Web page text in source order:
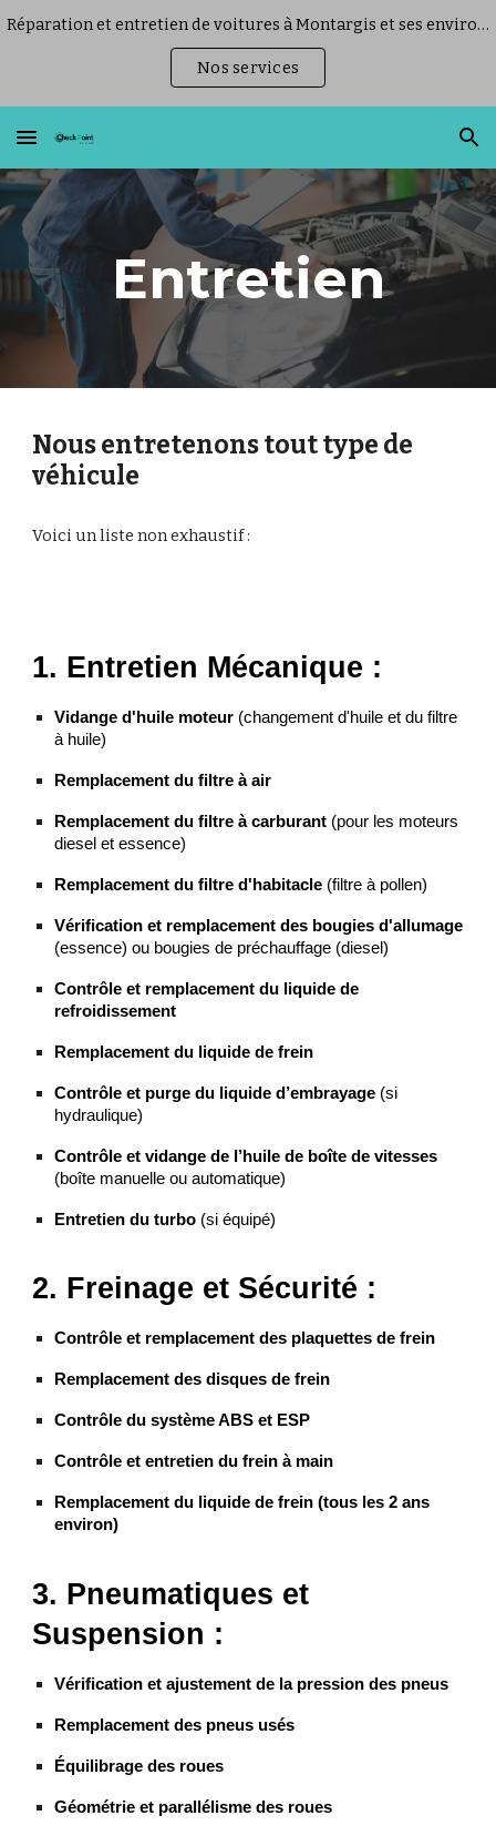
Réparation et entretien de voitures à Montargis et ses environs
Nos services
Entretien
Nous entretenons tout type de
véhicule
Voici un liste non exhaustif :
1. Entretien Mécanique :
Vidange d'huile moteur (changement d'huile et du filtre
à huile)
Remplacement du filtre à air
Remplacement du filtre à carburant (pour les moteurs
diesel et essence)
Remplacement du filtre d'habitacle (filtre à pollen)
Vérification et remplacement des bougies d'allumage
(essence) ou bougies de préchauffage (diesel)
Contrôle et remplacement du liquide de
refroidissement
Remplacement du liquide de frein
Contrôle et purge du liquide d’embrayage (si
hydraulique)
Contrôle et vidange de l’huile de boîte de vitesses
(boîte manuelle ou automatique)
Entretien du turbo (si équipé)
2. Freinage et Sécurité :
Contrôle et remplacement des plaquettes de frein
Remplacement des disques de frein
Contrôle du système ABS et ESP
Contrôle et entretien du frein à main
Remplacement du liquide de frein (tous les 2 ans
environ)
3. Pneumatiques et
Suspension :
Vérification et ajustement de la pression des pneus
Remplacement des pneus usés
Équilibrage des roues
Géométrie et parallélisme des roues